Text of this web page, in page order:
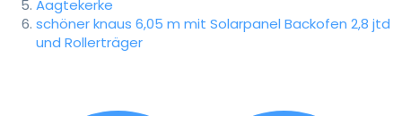
Aagtekerke
schöner knaus 6,05 m mit Solarpanel Backofen 2,8 jtd
und Rollerträger